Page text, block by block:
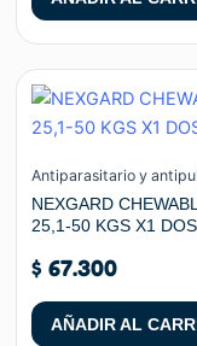
Antiparasitario y
NEXGARD
25,1-50 KGS X1
$ 67.300
AÑADIR AL